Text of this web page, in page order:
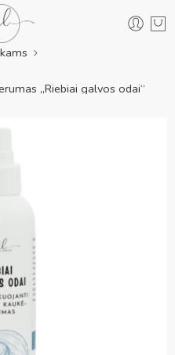
,,Riebiai galvos odai“